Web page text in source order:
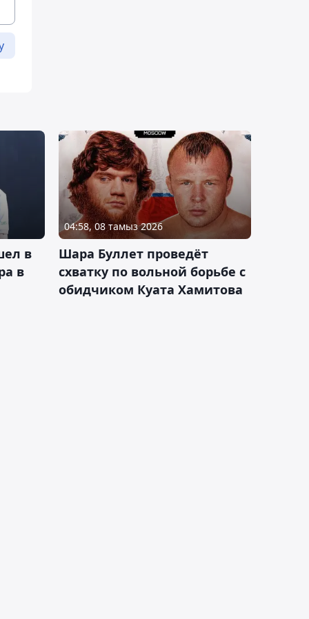
в
в
04:58, 08 тамыз 2026
Шара Буллет проведёт
схватку по вольной борьбе с
обидчиком Куата Хамитова